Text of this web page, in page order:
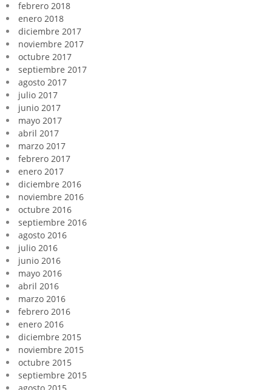
febrero 2018
enero 2018
diciembre 2017
noviembre 2017
octubre 2017
septiembre 2017
agosto 2017
julio 2017
junio 2017
mayo 2017
abril 2017
marzo 2017
febrero 2017
enero 2017
diciembre 2016
noviembre 2016
octubre 2016
septiembre 2016
agosto 2016
julio 2016
junio 2016
mayo 2016
abril 2016
marzo 2016
febrero 2016
enero 2016
diciembre 2015
noviembre 2015
octubre 2015
septiembre 2015